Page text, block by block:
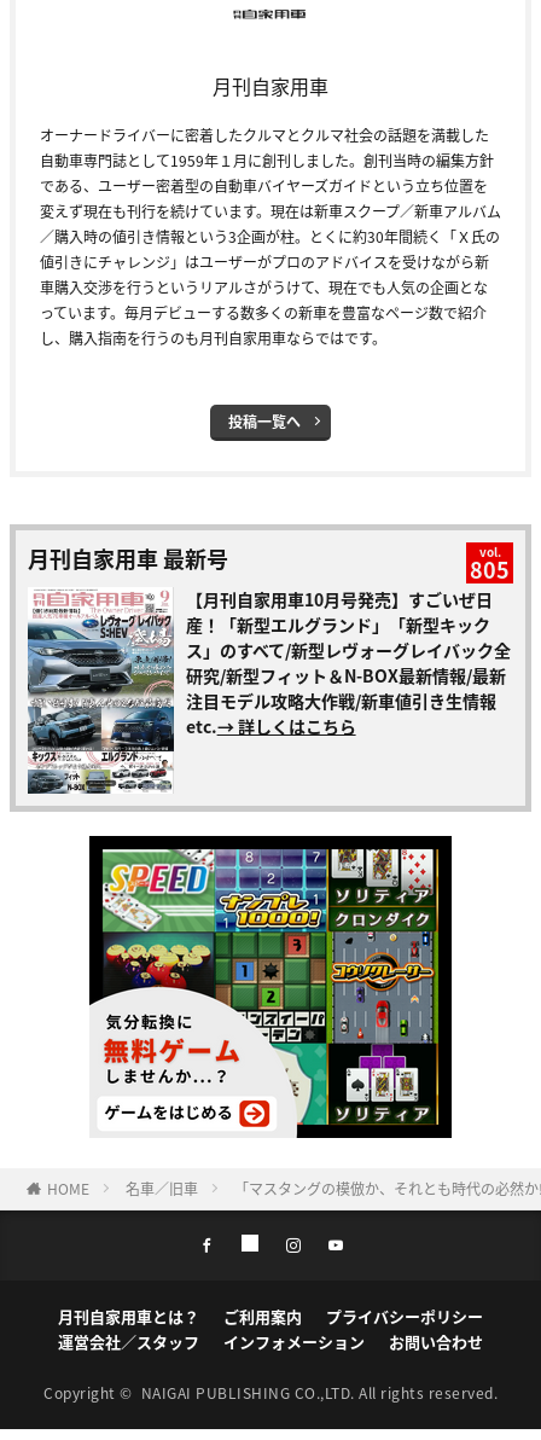
月刊自家用車
オーナードライバーに密着したクルマとクルマ社会の話題を満載した
自動車専門誌として1959年１月に創刊しました。創刊当時の編集方針
である、ユーザー密着型の自動車バイヤーズガイドという立ち位置を
変えず現在も刊行を続けています。現在は新車スクープ／新車アルバム
／購入時の値引き情報という3企画が柱。とくに約30年間続く「Ｘ氏の
値引きにチャレンジ」はユーザーがプロのアドバイスを受けながら新
車購入交渉を行うというリアルさがうけて、現在でも人気の企画とな
っています。毎月デビューする数多くの新車を豊富なページ数で紹介
し、購入指南を行うのも月刊自家用車ならではです。
投稿一覧へ
月刊自家用車 最新号 vol.
805
【月刊自家用車10月号発売】すごいぜ日
産！「新型エルグランド」「新型キック
ス」のすべて/新型レヴォーグレイバック全
研究/新型フィット＆N-BOX最新情報/最新
注目モデル攻略大作戦/新車値引き生情報
etc.→ 詳しくはこちら
HOME 名車／旧車 「マスタングの模倣か、それとも時代の必然
月刊自家用車とは？ ご利用案内
プライバシーポリシー
運営会社／スタッフ
インフォメーション お問い合わせ
Copyright © NAIGAI PUBLISHING CO.,LTD. All rights reserved.